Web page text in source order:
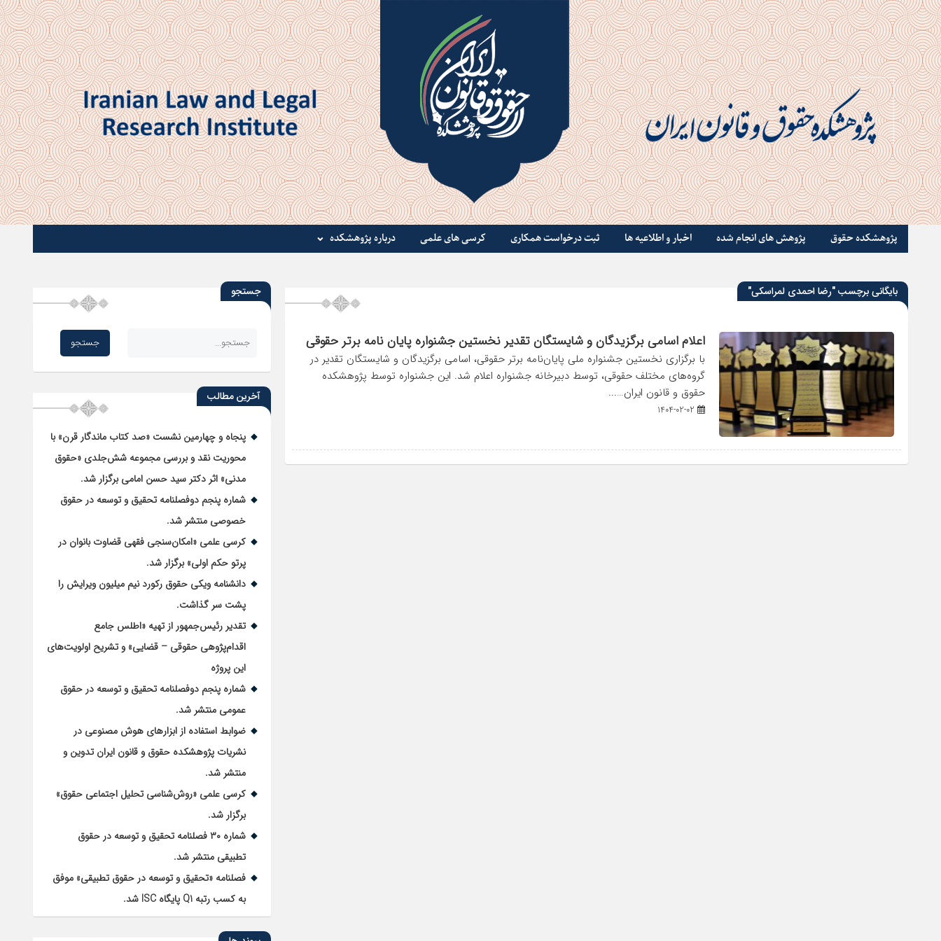
پژوهشکده حقوق پژوهش های انجام شده اخبار و اطلاعیه ها ثبت درخواست همکاری کرسی های علمی درباره پژوهشکده
بایگانی برچسب "رضا احمدی لمراسکی"
اعلام اسامی برگزیدگان و شایستگان تقدیر نخستین جشنواره پایان نامه برتر حقوقی
با برگزاری نخستین جشنواره ملی پایان‌نامه برتر حقوقی، اسامی برگزیدگان و شایستگان تقدیر در
گروه‌های مختلف حقوقی، توسط دبیرخانه جشنواره اعلام شد. این جشنواره توسط پژوهشکده
حقوق و قانون ایران…...
جستجو
آخرین مطالب
پنجاه و چهارمین نشست «صد کتاب ماندگار قرن» با
محوریت نقد و بررسی مجموعه شش‌جلدی «حقوق
مدنی» اثر دکتر سید حسن امامی برگزار شد.
شماره پنجم دوفصلنامه تحقیق و توسعه در حقوق
خصوصی منتشر شد.
کرسی علمی «امکان‌سنجی فقهی قضاوت بانوان در
پرتو حکم اولی» برگزار شد.
دانشنامه ویکی حقوق رکورد نیم میلیون ویرایش را
پشت سر گذاشت.
تقدیر رئیس‌جمهور از تهیه «اطلس جامع
اقدام‌پژوهی حقوقی – قضایی» و تشریح اولویت‌های
این پروژه
شماره پنجم دوفصلنامه تحقیق و توسعه در حقوق
عمومی منتشر شد.
ضوابط استفاده از ابزارهای هوش مصنوعی در
نشریات پژوهشکده حقوق و قانون ایران تدوین و
منتشر شد.
کرسی علمی «روش‌شناسی تحلیل اجتماعی حقوق»
برگزار شد.
شماره ۳۰ فصلنامه تحقیق و توسعه در حقوق
تطبیقی منتشر شد.
فصلنامه «تحقیق و توسعه در حقوق تطبیقی» موفق
به کسب رتبه Q1 پایگاه ISC شد.